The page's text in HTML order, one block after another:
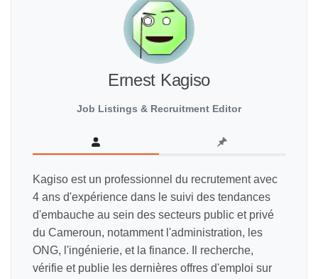
Ernest Kagiso
Job Listings & Recruitment Editor
Kagiso est un professionnel du recrutement avec
4 ans d'expérience dans le suivi des tendances
d'embauche au sein des secteurs public et privé
du Cameroun, notamment l'administration, les
ONG, l'ingénierie, et la finance. Il recherche,
vérifie et publie les dernières offres d'emploi sur